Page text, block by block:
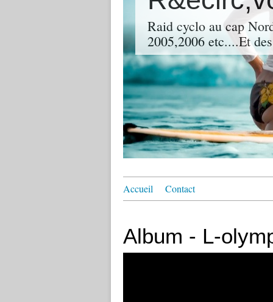
Raid cyclo au cap
2005,2006 etc....Et
Accueil Contact
Album - L-